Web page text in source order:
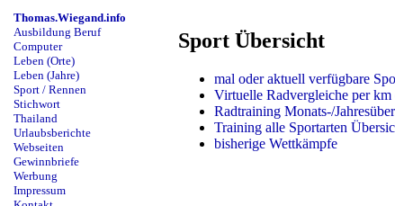
Thomas.Wiegand.info
Ausbildung Beruf
Computer
Leben (Orte)
Leben (Jahre)
Sport / Rennen
Stichwort
Thailand
Urlaubsberichte
Webseiten
Gewinnbriefe
Werbung
Impressum
Sport Übersicht
mal oder aktuell verfügbare
Virtuelle Radvergleiche per km
Radtraining Monats-/
Training alle Sportarten
bisherige Wettkämpfe